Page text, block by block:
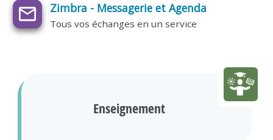
Zimbra - Messagerie et Agenda
Tous vos échanges en un service
Enseignement